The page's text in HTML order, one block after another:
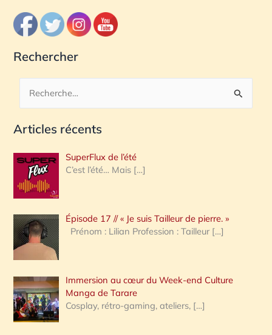
Rechercher
c
e
r
c
h
e
:
Articles récents
SuperFlux de l’été
C’est l’été… Mais […]
Épisode 17 // « Je suis Tailleur de pierre. »
Prénom : Lilian Profession : Tailleur […]
Immersion au cœur du Week-end Culture
Manga de Tarare
Cosplay, rétro-gaming, ateliers, […]